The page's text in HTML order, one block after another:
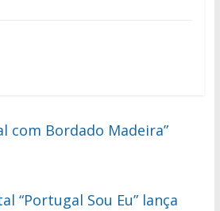
com Bordado Madeira”
“Portugal Sou Eu” lança